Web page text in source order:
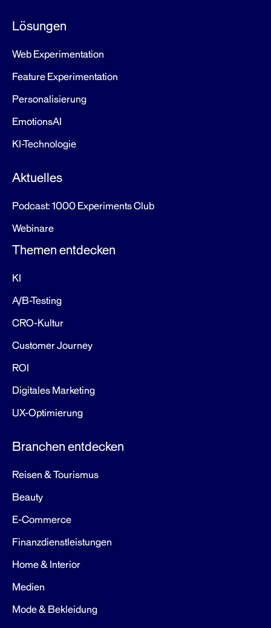
Lösungen
Web Experimentation
Feature Experimentation
Personalisierung
EmotionsAI
KI-Technologie
Aktuelles
Podcast: 1000 Experiments Club
Webinare
Themen entdecken
KI
A/B-Testing
CRO-Kultur
Customer Journey
ROI
Digitales Marketing
UX-Optimierung
Branchen entdecken
Reisen & Tourismus
Beauty
E-Commerce
Finanzdienstleistungen
Home & Interior
Medien
Mode & Bekleidung